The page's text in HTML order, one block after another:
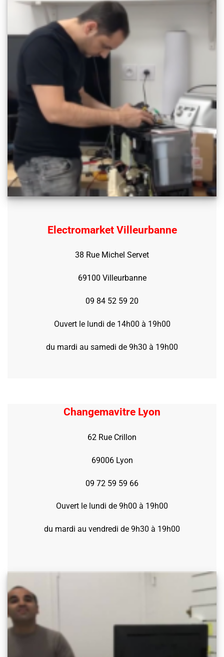
Electromarket Villeurbanne
38 Rue Michel Servet
69100 Villeurbanne
09 84 52 59 20
Ouvert le lundi de 14h00 à 19h00
du mardi au samedi de 9h30 à 19h00
Changemavitre Lyon
62 Rue Crillon
69006 Lyon
09 72 59 59 66
Ouvert le lundi de 9h00 à 19h00
du mardi au vendredi de 9h30 à 19h00